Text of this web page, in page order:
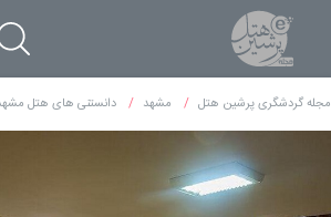
مجله گردشگری پرشین هتل مشهد دانستنی های هتل